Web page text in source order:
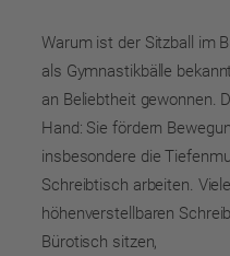
Warum ist der Sitzball im
als Gymnastikbälle
an Beliebtheit gewonnen.
Hand: Sie fördern
insbesondere die
Schreibtisch arbeiten.
höhenverstellbaren
Bürotisch sitzen,